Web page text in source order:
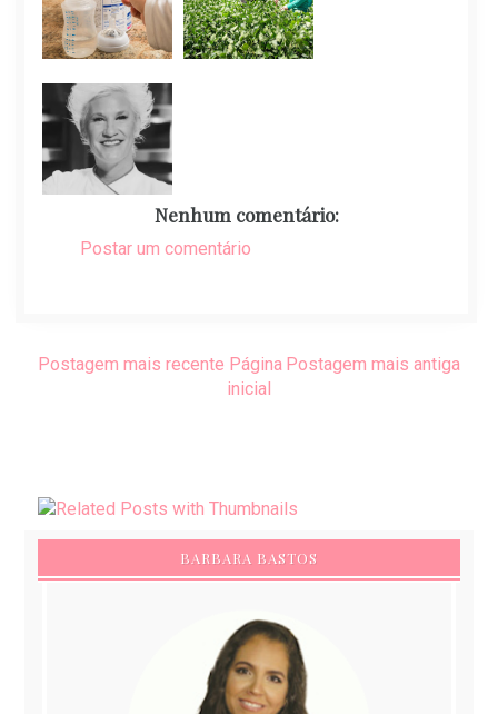
Nenhum comentário:
Postar um comentário
Postagem mais recente Postagem mais antiga
Página
inicial
BARBARA BASTOS